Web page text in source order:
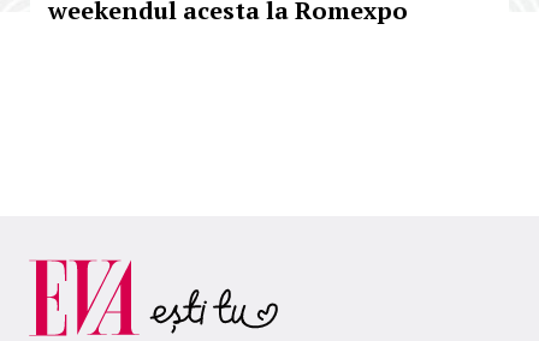
weekendul acesta la Romexpo